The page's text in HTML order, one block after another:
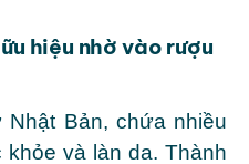
hiệu nhờ vào rượu
Bản, chứa nhiều
và làn da. Thành